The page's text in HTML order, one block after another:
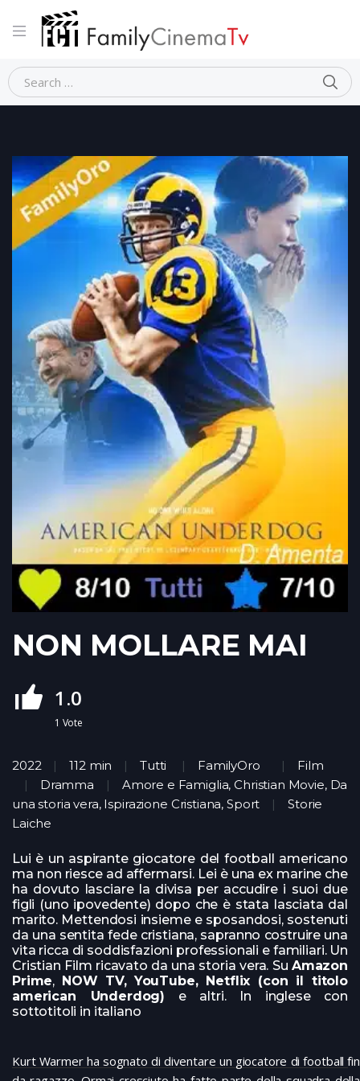
Home Dramma
NON MOLLARE MAI
1.0
1 Vote
2022 112 min Tutti FamilyOro
Film
Dramma
Amore e Famiglia, Christian Movie, Da
una storia vera, Ispirazione Cristiana, Sport
Storie
Laiche
Lui è un aspirante giocatore del football americano
ma non riesce ad affermarsi. Lei è una ex marine che
ha dovuto lasciare la divisa per accudire i suoi due
figli (uno ipovedente) dopo che è stata lasciata dal
marito. Mettendosi insieme e sposandosi, sostenuti
da una sentita fede cristiana, sapranno costruire una
vita ricca di soddisfazioni professionali e familiari. Un
Cristian Film ricavato da una storia vera. Su Amazon
Prime, NOW TV, YouTube, Netflix (con il titolo
american Underdog) e altri. In inglese con
sottotitoli in italiano
Kurt Warmer ha sognato di diventare un giocatore di football fin